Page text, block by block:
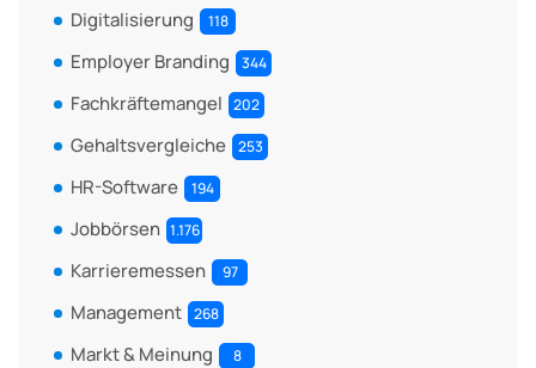
Digitalisierung 118
Employer Branding 344
Fachkräftemangel 202
Gehaltsvergleiche 253
HR-Software 194
Jobbörsen 1.176
Karrieremessen 97
Management 268
Markt & Meinung 8